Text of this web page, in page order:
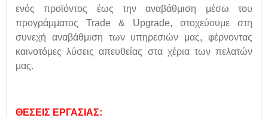
ενός προϊόντος έως την αναβάθμιση μέσω του
προγράμματος Trade & Upgrade, στοχεύουμε στη
συνεχή αναβάθμιση των υπηρεσιών μας, φέρνοντας
καινοτόμες λύσεις απευθείας στα χέρια των πελατών
μας.
ΘΕΣΕΙΣ ΕΡΓΑΣΙΑΣ: